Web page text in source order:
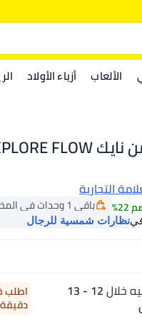
الألعاب أزياء الأولاد
التجارية
باقي 1 وحدات في المخزون
باقي 1 وحدات في المخزون
نظارات شمسية للرجال
خلال 12 - 13
دقيقة